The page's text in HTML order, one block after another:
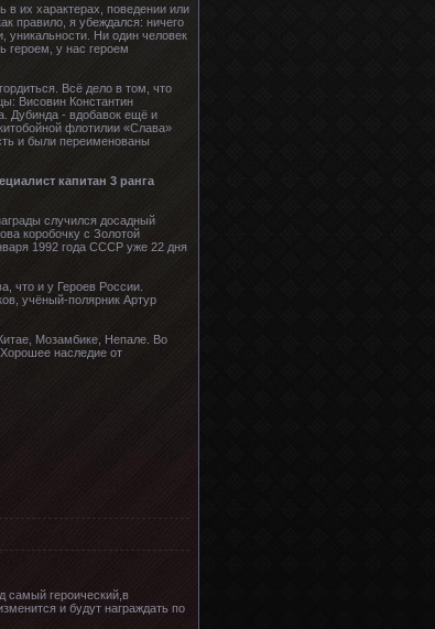
в их характерах, поведении или
правило, я убеждался: ничего
уникальности. Ни один человек
героем, у нас героем
Всё дело в том, что
Висовин Константин
Дубинда - вдобавок ещё и
флотилии «Слава»
и были переименованы
капитан 3 ранга
случился досадный
коробочку с Золотой
1992 года СССР уже 22 дня
что и у Героев России.
учёный-полярник Артур
Мозамбике, Непале. Во
наследие от
самый героический,в
и будут награждать по